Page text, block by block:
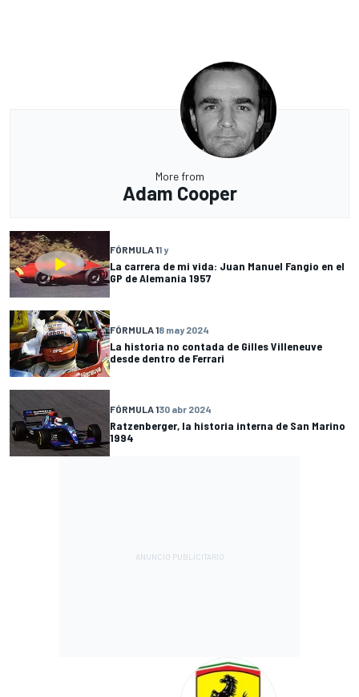
More from
Adam Cooper
FÓRMULA 11 y
La carrera de mi vida: Juan Manuel Fangio en el
GP de Alemania 1957
FÓRMULA 18 may 2024
La historia no contada de Gilles Villeneuve
desde dentro de Ferrari
FÓRMULA 130 abr 2024
Ratzenberger, la historia interna de San Marino
1994